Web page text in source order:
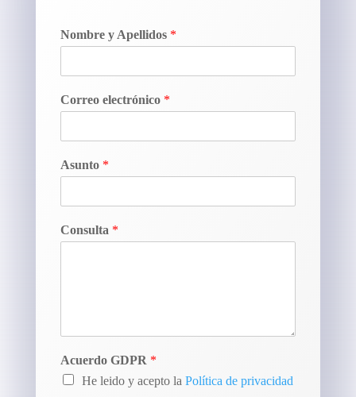
Nombre y Apellidos *
Correo electrónico *
Asunto *
Consulta *
Acuerdo GDPR *
He leido y acepto la Política de privacidad